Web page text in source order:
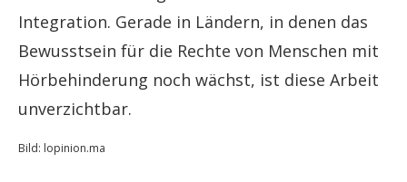
Integration. Gerade in Ländern, in denen das
Bewusstsein für die Rechte von Menschen mit
Hörbehinderung noch wächst, ist diese Arbeit
unverzichtbar.
Bild: lopinion.ma